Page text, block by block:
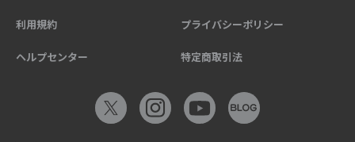
利用規約 プライバシーポリシー
ヘルプセンター 特定商取引法